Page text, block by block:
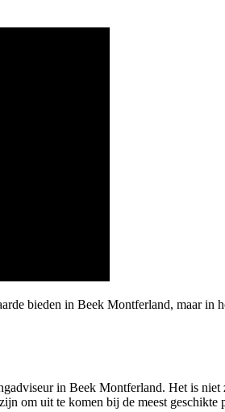
bieden in Beek Montferland, maar
in Beek Montferland. Het is
om uit te komen bij de meest